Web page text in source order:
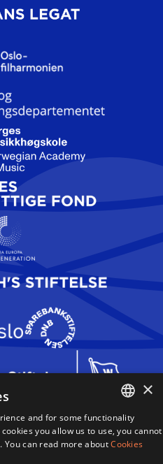
gate 2,
Oslo,
ENGLISH
×
and for some functionality
you allow us to use, you cannot
You can read more aboutCookies